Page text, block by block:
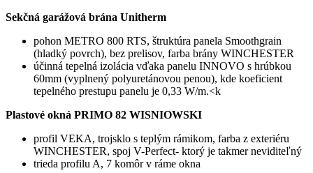
Sekčná garážová brána Unitherm
pohon METRO 800 RTS, štruktúra panela Smoothgrain
(hladký povrch), bez prelisov, farba brány WINCHESTER
účinná tepelná izolácia vďaka panelu INNOVO s hrúbkou
60mm (vyplnený polyuretánovou penou), kde koeficient
tepelného prestupu panelu je 0,33 W/m.<k
Plastové okná PRIMO 82 WISNIOWSKI
profil VEKA, trojsklo s teplým rámikom, farba z exteriéru
WINCHESTER, spoj V-Perfect- ktorý je takmer neviditeľný
trieda profilu A, 7 komôr v ráme okna